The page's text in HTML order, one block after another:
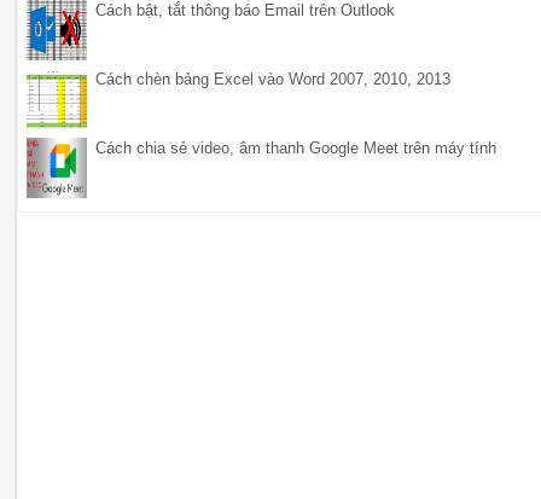
Cách bật, tắt thông báo Email trên Outlook
Cách chèn bảng Excel vào Word 2007, 2010, 2013
Cách chia sẻ video, âm thanh Google Meet trên máy tính